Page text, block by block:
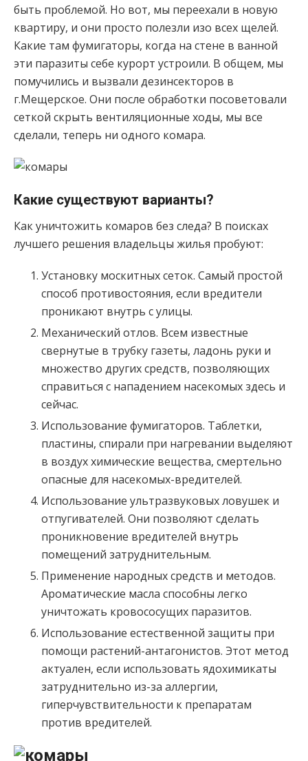
быть проблемой. Но вот, мы переехали в новую
квартиру, и они просто полезли изо всех щелей.
Какие там фумигаторы, когда на стене в ванной
эти паразиты себе курорт устроили. В общем, мы
помучились и вызвали дезинсекторов в
г.Мещерское. Они после обработки посоветовали
сеткой скрыть вентиляционные ходы, мы все
сделали, теперь ни одного комара.
Какие существуют варианты?
Как уничтожить комаров без следа? В поисках
лучшего решения владельцы жилья пробуют:
Установку москитных сеток. Самый простой
способ противостояния, если вредители
проникают внутрь с улицы.
Механический отлов. Всем известные
свернутые в трубку газеты, ладонь руки и
множество других средств, позволяющих
справиться с нападением насекомых здесь и
сейчас.
Использование фумигаторов. Таблетки,
пластины, спирали при нагревании выделяют
в воздух химические вещества, смертельно
опасные для насекомых-вредителей.
Использование ультразвуковых ловушек и
отпугивателей. Они позволяют сделать
проникновение вредителей внутрь
помещений затруднительным.
Применение народных средств и методов.
Ароматические масла способны легко
уничтожать кровососущих паразитов.
Использование естественной защиты при
помощи растений-антагонистов. Этот метод
актуален, если использовать ядохимикаты
затруднительно из-за аллергии,
гиперчувствительности к препаратам
против вредителей.